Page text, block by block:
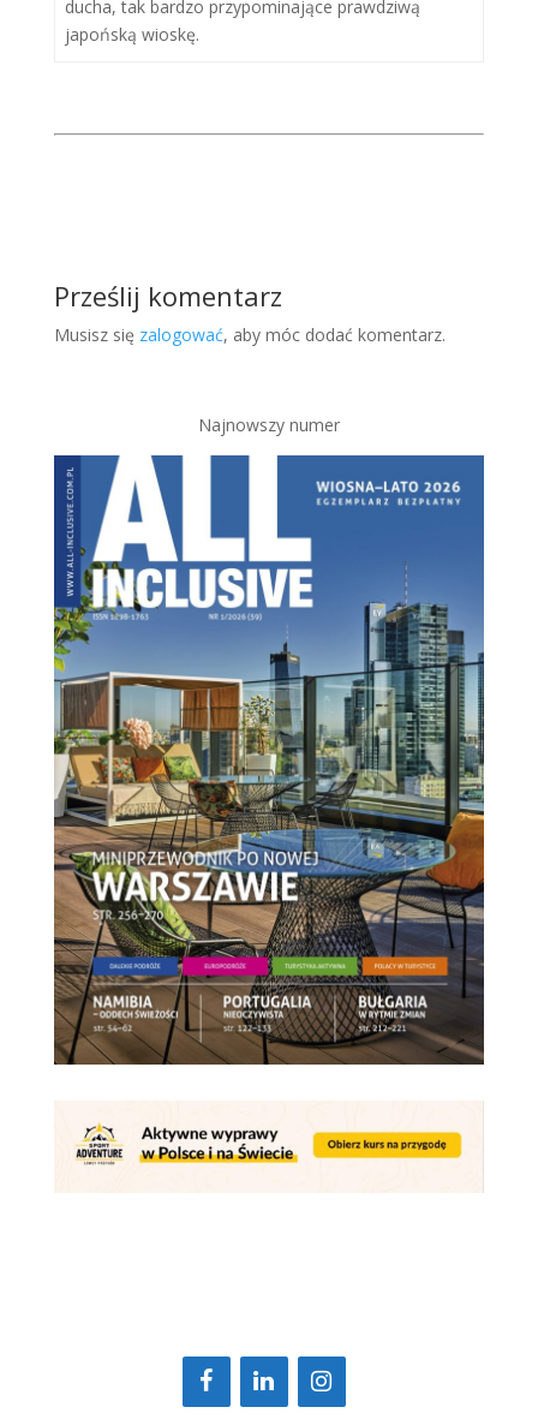
ducha, tak bardzo przypominające prawdziwą
japońską wioskę.
Prześlij komentarz
Musisz się zalogować, aby móc dodać komentarz.
Najnowszy numer